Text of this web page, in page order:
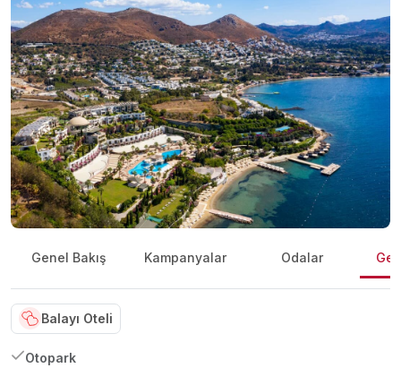
Genel Bakış Kampanyalar Odalar
Balayı Oteli
Otopark